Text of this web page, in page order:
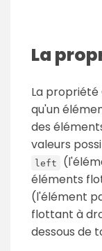
La
La propriété
qu'un
des
valeurs
left
éléments
(l'élément
flottant à
dessous de